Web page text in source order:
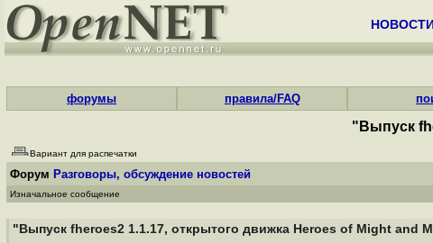
форумы правила/FAQ
"Выпуск
Вариант для распечатки
Форум Разговоры, обсуждение новостей
Изначальное сообщение
"Выпуск fheroes2 1.1.17, открытого движка Heroes of Might and